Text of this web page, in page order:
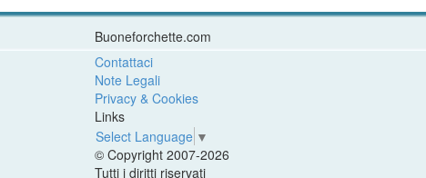
Buoneforchette.com
Contattaci
Note Legali
Privacy & Cookies
Links
Select Language ▼
© Copyright 2007-2026
Tutti i diritti riservati